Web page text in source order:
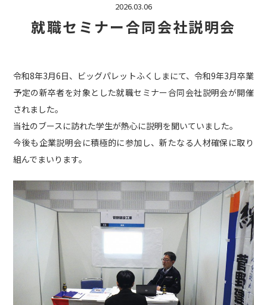
Service 事業案内
CSR 地域・社会貢献
Topics 社内活動
お知らせ
関連リンク プライバシーポリシー
2026.03.06
就職セミナー合同会社説明会
令和8年3月6日、ビッグパレットふくしまにて、令和9年3月卒業
予定の新卒者を対象とした就職セミナー合同会社説明会が開催
されました。
当社のブースに訪れた学生が熱心に説明を聞いていました。
今後も企業説明会に積極的に参加し、新たなる人材確保に取り
組んでまいります。